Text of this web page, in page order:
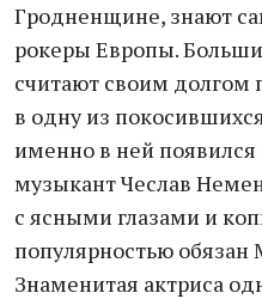
Гродненщине, знают
рокеры Европы.
считают своим долгом
в одну из
именно в ней
музыкант Чеслав
с ясными глазами и
популярностью обязан
Знаменитая актриса